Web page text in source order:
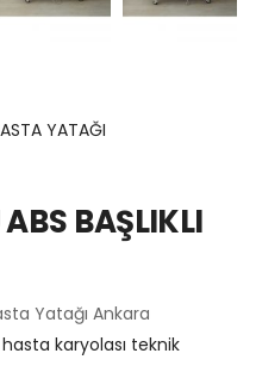
YATAĞI
BAŞLIKLI
Yatağı Ankara
karyolası teknik